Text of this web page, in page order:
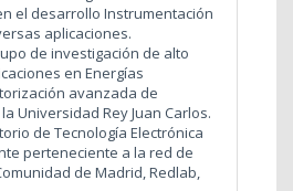
el desarrollo Instrumentación
aplicaciones.
de investigación de alto
en Energías
avanzada de
Universidad Rey Juan Carlos.
de Tecnología Electrónica
perteneciente a la red de
de Madrid, Redlab,